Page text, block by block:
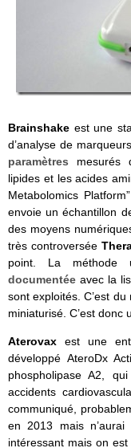
Brainshake est une
d’analyse de
paramètres mesurés
lipides et les acides
Metabolomics
envoie un échantillon
des moyens
très controversée
point. La méthode
documentée avec la
sont exploités. C’est
miniaturisé. C’est donc
Aterovax est une
développé AteroDx
phospholipase A2,
accidents
communiqué,
en 2013 mais
intéressant mais on